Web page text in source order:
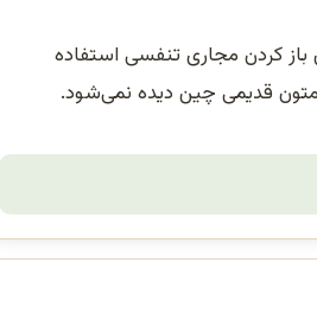
کردن مجاری تنفسی استفاده
متون قدیمی چین دیده نمی‌شود.